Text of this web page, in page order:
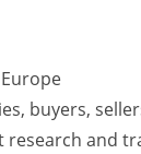
mit Sitz in
geschaffen
buyers,
and